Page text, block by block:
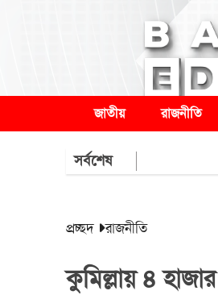
জাতীয় রাজনীতি
সর্বশেষ
প্রচ্ছদ রাজনীতি
কুমিল্লায় ৪